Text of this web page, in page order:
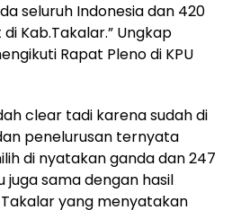
seluruh Indonesia dan 420
Kab.Takalar.” Ungkap
Rapat Pleno di KPU
clear tadi karena sudah di
penelurusan ternyata
di nyatakan ganda dan 247
juga sama dengan hasil
yang menyatakan